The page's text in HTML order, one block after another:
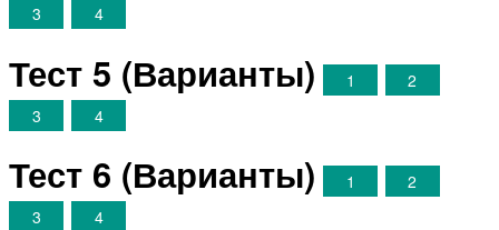
3
4
Тест 5 (Варианты) 1
2
3
4
Тест 6 (Варианты) 1
2
3
4